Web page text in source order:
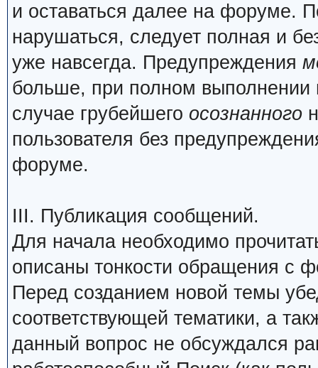
и оставаться далее на форуме.
нарушаться, следует полная и
уже навсегда. Предупреждения
больше, при полном
случае грубейшего осознанного
пользователя без
форуме.
III. Публикация сообщений.
Для начала необходимо
описаны тонкости обращения с
Перед созданием новой темы
соответствующей тематики, а
данный вопрос не обсуждался